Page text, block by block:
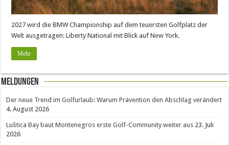
2027 wird die BMW Championship auf dem teuersten Golfplatz der
Welt ausgetragen: Liberty National mit Blick auf New York.
Mehr
Meldungen
Der neue Trend im Golfurlaub: Warum Prävention den Abschlag verändert
4. August 2026
Luštica Bay baut Montenegros erste Golf-Community weiter aus 23. Juli
2026